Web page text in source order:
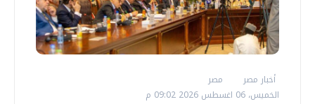
أخبار مصر
مصر
الخميس، 06 اغسطس 2026 09:02 م